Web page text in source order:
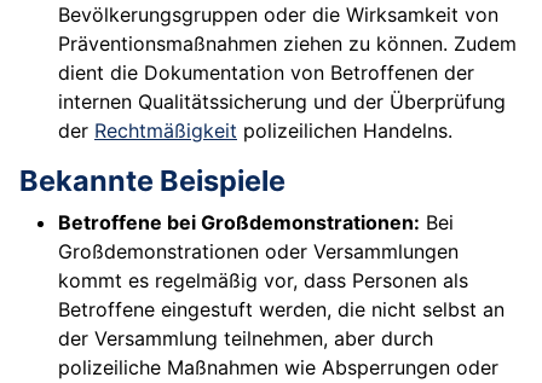
Bevölkerungsgruppen oder die Wirksamkeit von
Präventionsmaßnahmen ziehen zu können. Zudem
dient die Dokumentation von Betroffenen der
internen Qualitätssicherung und der Überprüfung
der Rechtmäßigkeit polizeilichen Handelns.
Bekannte Beispiele
Betroffene bei Großdemonstrationen: Bei
Großdemonstrationen oder Versammlungen
kommt es regelmäßig vor, dass Personen als
Betroffene eingestuft werden, die nicht selbst an
der Versammlung teilnehmen, aber durch
polizeiliche Maßnahmen wie Absperrungen oder